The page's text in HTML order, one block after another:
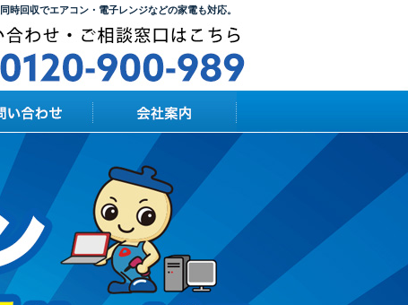
回収でエアコン・電子レンジなどの家電も対応。